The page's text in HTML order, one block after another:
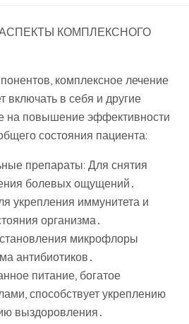
КОМПЛЕКСНОГО
комплексное лечение
включать в себя и другие
на повышение эффективности
состояния пациента:
препараты: Для снятия
болевых ощущений․
укрепления иммунитета и
организма․
микрофлоры
антибиотиков․
питание, богатое
способствует укреплению
выздоровления․